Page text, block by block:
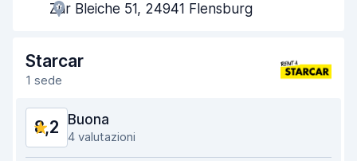
Rapidità del ritiro
Rapidità della riconsegna
Condizioni dell'auto
Zur Bleiche 51, 24941 Flensburg
Starcar
1 sede
8,2 Buona
4 valutazioni